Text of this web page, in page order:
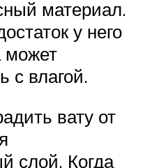
материал.
у него
может
с влагой.
вату от
слой. Когда